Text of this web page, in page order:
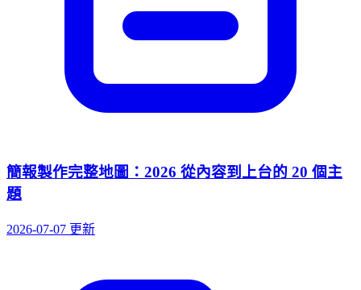
簡報製作完整地圖：2026 從內容到上台的 20 個主
題
2026-07-07 更新